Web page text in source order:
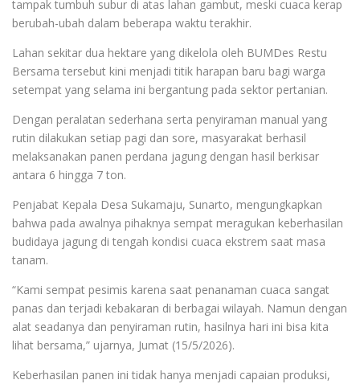
tampak tumbuh subur di atas lahan gambut, meski cuaca kerap
berubah-ubah dalam beberapa waktu terakhir.
Lahan sekitar dua hektare yang dikelola oleh BUMDes Restu
Bersama tersebut kini menjadi titik harapan baru bagi warga
setempat yang selama ini bergantung pada sektor pertanian.
Dengan peralatan sederhana serta penyiraman manual yang
rutin dilakukan setiap pagi dan sore, masyarakat berhasil
melaksanakan panen perdana jagung dengan hasil berkisar
antara 6 hingga 7 ton.
Penjabat Kepala Desa Sukamaju, Sunarto, mengungkapkan
bahwa pada awalnya pihaknya sempat meragukan keberhasilan
budidaya jagung di tengah kondisi cuaca ekstrem saat masa
tanam.
“Kami sempat pesimis karena saat penanaman cuaca sangat
panas dan terjadi kebakaran di berbagai wilayah. Namun dengan
alat seadanya dan penyiraman rutin, hasilnya hari ini bisa kita
lihat bersama,” ujarnya, Jumat (15/5/2026).
Keberhasilan panen ini tidak hanya menjadi capaian produksi,